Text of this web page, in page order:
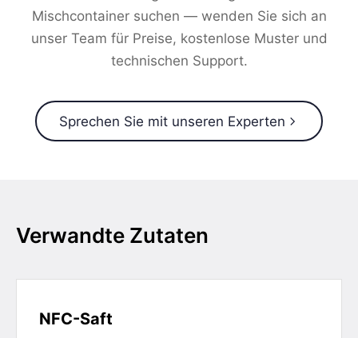
Mischcontainer suchen — wenden Sie sich an
unser Team für Preise, kostenlose Muster und
technischen Support.
Sprechen Sie mit unseren Experten
Verwandte Zutaten
NFC-Saft